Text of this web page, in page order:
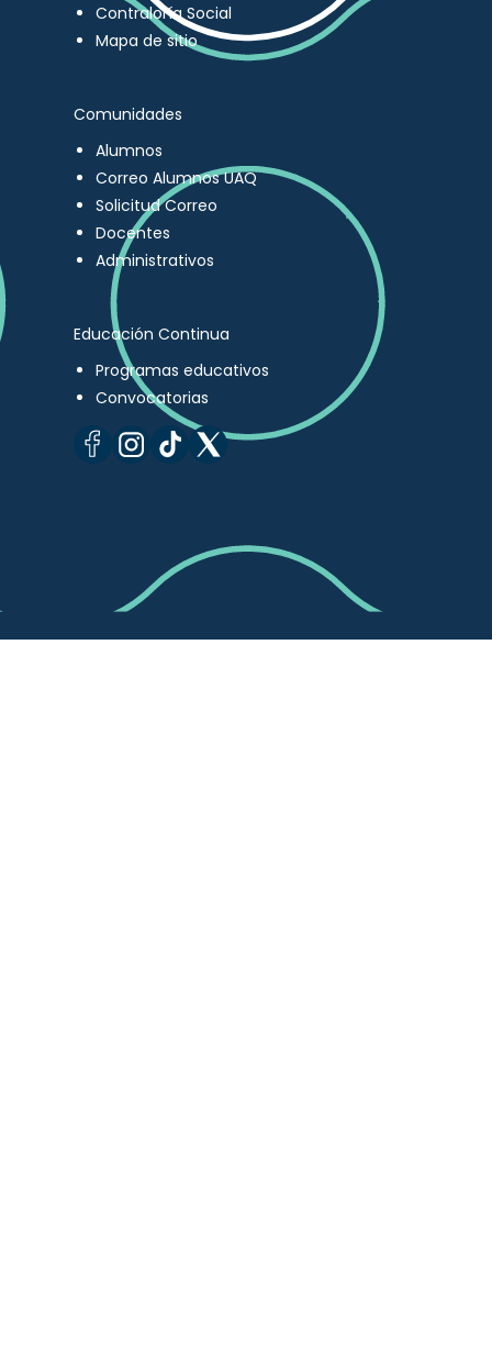
Contraloría Social
Mapa de sitio
Comunidades
Alumnos
Correo Alumnos UAQ
Solicitud Correo
Docentes
Administrativos
Educación Continua
Programas educativos
Convocatorias